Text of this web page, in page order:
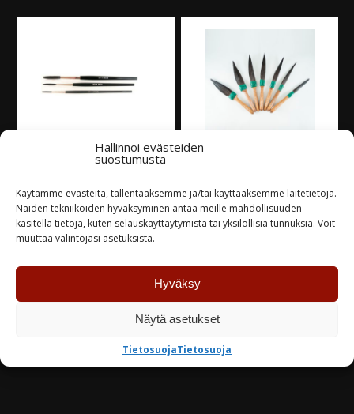
Hallinnoi evästeiden
suostumusta
Käytämme evästeitä, tallentaaksemme ja/tai käyttääksemme laitetietoja.
Näiden tekniikoiden hyväksyminen antaa meille mahdollisuuden
käsitellä tietoja, kuten selauskäyttäytymistä tai yksilöllisiä tunnuksia. Voit
muuttaa valintojasi asetuksista.
Hyväksy
Näytä asetukset
TietosuojaTietosuoja
169, 10
24,50€
Varastossa
’Dagger’, 0
21,40€
Varastossa